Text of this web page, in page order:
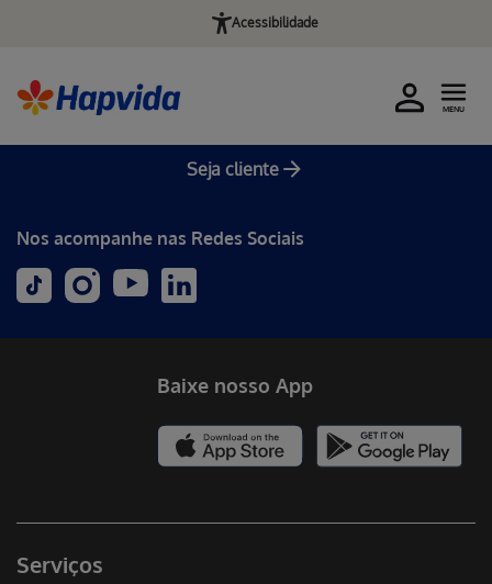
Acessibilidade
Seja cliente
MENU
Nos acompanhe nas Redes Sociais
Serviços
Baixe nosso App